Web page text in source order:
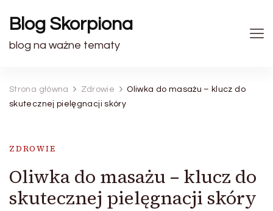
Blog Skorpiona
blog na ważne tematy
Strona główna Zdrowie
Oliwka do masażu – klucz do
skutecznej pielęgnacji skóry
ZDROWIE
Oliwka do masażu – klucz do
skutecznej pielęgnacji skóry